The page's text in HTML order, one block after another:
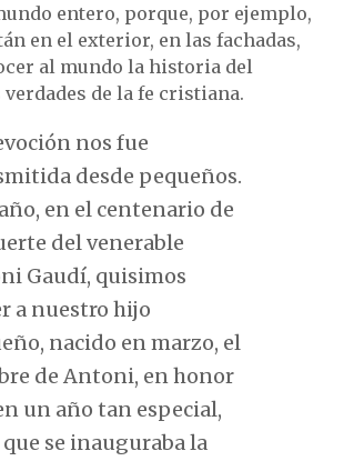
entero, porque, por ejemplo,
en el exterior, en las fachadas,
al mundo la historia del
de la fe cristiana.
nos fue
desde pequeños.
en el centenario de
del venerable
Gaudí, quisimos
a nuestro hijo
nacido en marzo, el
de Antoni, en honor
un año tan especial,
se inauguraba la